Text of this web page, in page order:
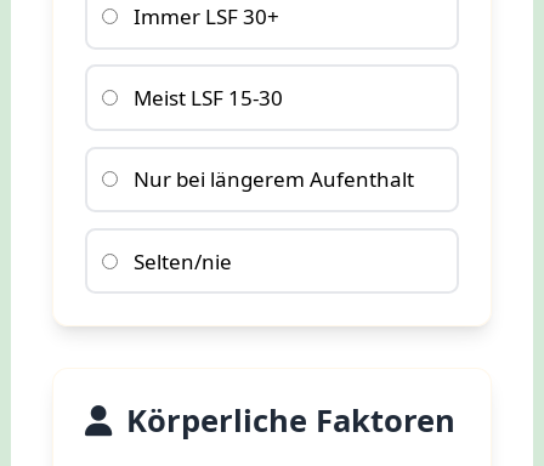
Immer LSF 30+
Meist LSF 15-30
Nur bei längerem Aufenthalt
Selten/nie
Körperliche Faktoren